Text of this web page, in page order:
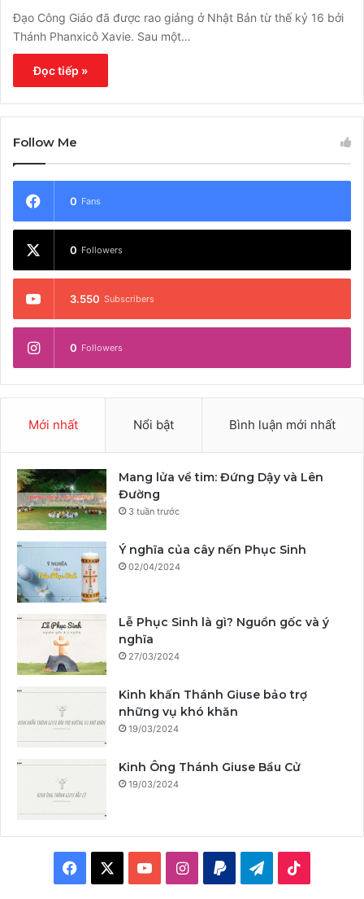
Đạo Công Giáo đã được rao giảng ở Nhật Bản từ thế kỷ 16 bởi
Thánh Phanxicô Xavie. Sau một…
Đọc tiếp »
Follow Me
0 Fans
0 Followers
3.550 Subscribers
0 Followers
Mới nhất Nổi bật Bình luận mới nhất
Mang lửa về tim: Đứng Dậy và Lên
Đường
3 tuần trước
Ý nghĩa của cây nến Phục Sinh
02/04/2024
Lễ Phục Sinh là gì? Nguồn gốc và ý
nghĩa
27/03/2024
Kinh khấn Thánh Giuse bảo trợ
những vụ khó khăn
19/03/2024
Kinh Ông Thánh Giuse Bầu Cử
19/03/2024
I
P